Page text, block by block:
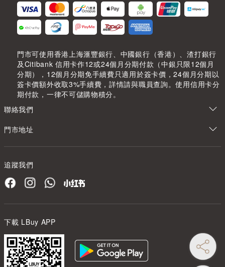
門市可使用香港上海滙豐銀行、中國銀行（香港）、渣打銀行
及Citibank 信用卡作12或24個月分期付款（中銀只限12個月
分期），12個月分期免手續費只適用於簽卡價，24個月分期以
簽卡價額外收取3%手續費，詳情請與職員查詢。使用信用卡分
期付款，一律不可儲購物積分。
聯絡我們
門市地址
追蹤我們
下載 LBuy APP